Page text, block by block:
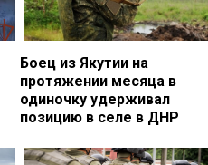
Боец из Якутии на
протяжении месяца в
одиночку удерживал
позицию в селе в ДНР